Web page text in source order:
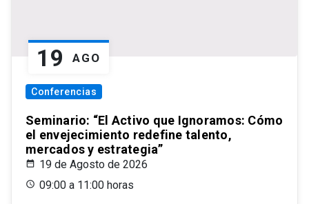
19 AGO
Conferencias
Seminario: “El Activo que Ignoramos: Cómo
el envejecimiento redefine talento,
mercados y estrategia”
19 de Agosto de 2026
09:00 a 11:00 horas